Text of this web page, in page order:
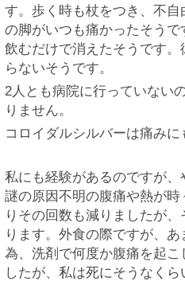
す。歩く時も杖をつき、不
の脚がいつも痛かったそう
飲むだけで消えたそうです
らないそうです。
2人とも病院に行っていない
りません。
コロイダルシルバーは痛み
私にも経験があるのですが
謎の原因不明の腹痛や熱が
りその回数も減りましたが
ります。外食の際ですが、
為、洗剤で何度か腹痛を起
したが、私は死にそうなく
か